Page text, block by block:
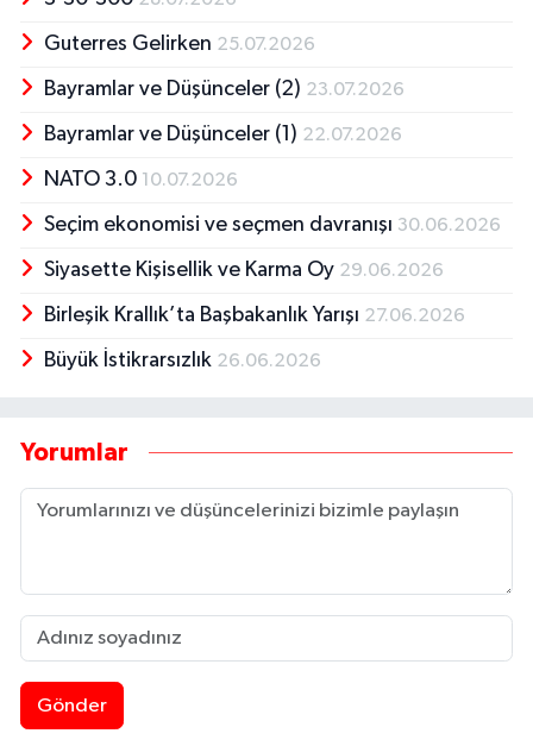
Guterres Gelirken 25.07.2026
Bayramlar ve Düşünceler (2) 23.07.2026
Bayramlar ve Düşünceler (1) 22.07.2026
NATO 3.0 10.07.2026
Seçim ekonomisi ve seçmen davranışı 30.06.2026
Siyasette Kişisellik ve Karma Oy 29.06.2026
Birleşik Krallık’ta Başbakanlık Yarışı 27.06.2026
Büyük İstikrarsızlık 26.06.2026
Yorumlar
Gönder